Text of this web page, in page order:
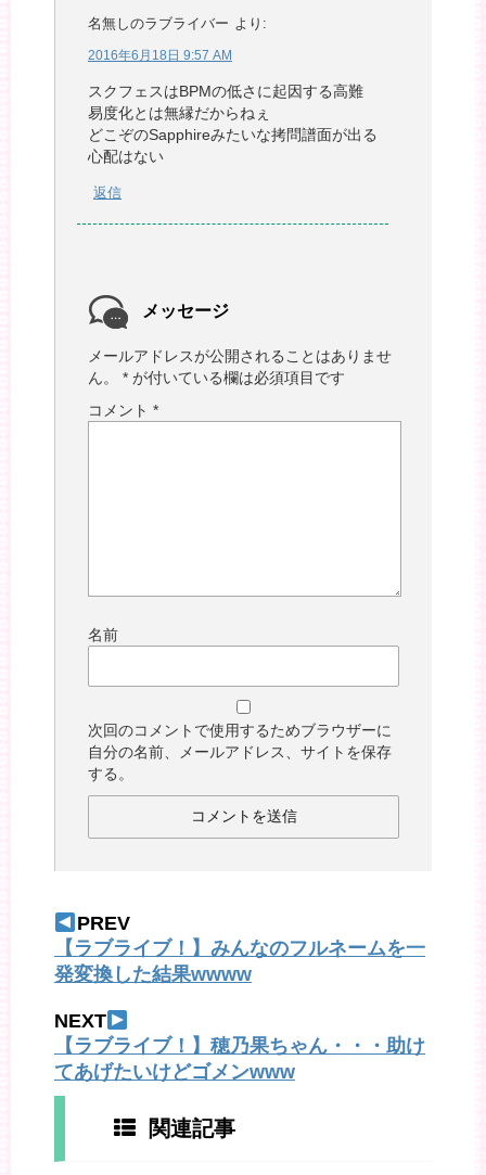
名無しのラブライバー より:
2016年6月18日 9:57 AM
スクフェスはBPMの低さに起因する高難
易度化とは無縁だからねぇ
どこぞのSapphireみたいな拷問譜面が出る
心配はない
返信
メッセージ
メールアドレスが公開されることはありませ
ん。
* が付いている欄は必須項目です
コメント *
名前
次回のコメントで使用するためブラウザーに
自分の名前、メールアドレス、サイトを保存
する。
PREV
【ラブライブ！】みんなのフルネームを一
発変換した結果wwww
NEXT
【ラブライブ！】穂乃果ちゃん・・・助け
てあげたいけどゴメンwww
関連記事